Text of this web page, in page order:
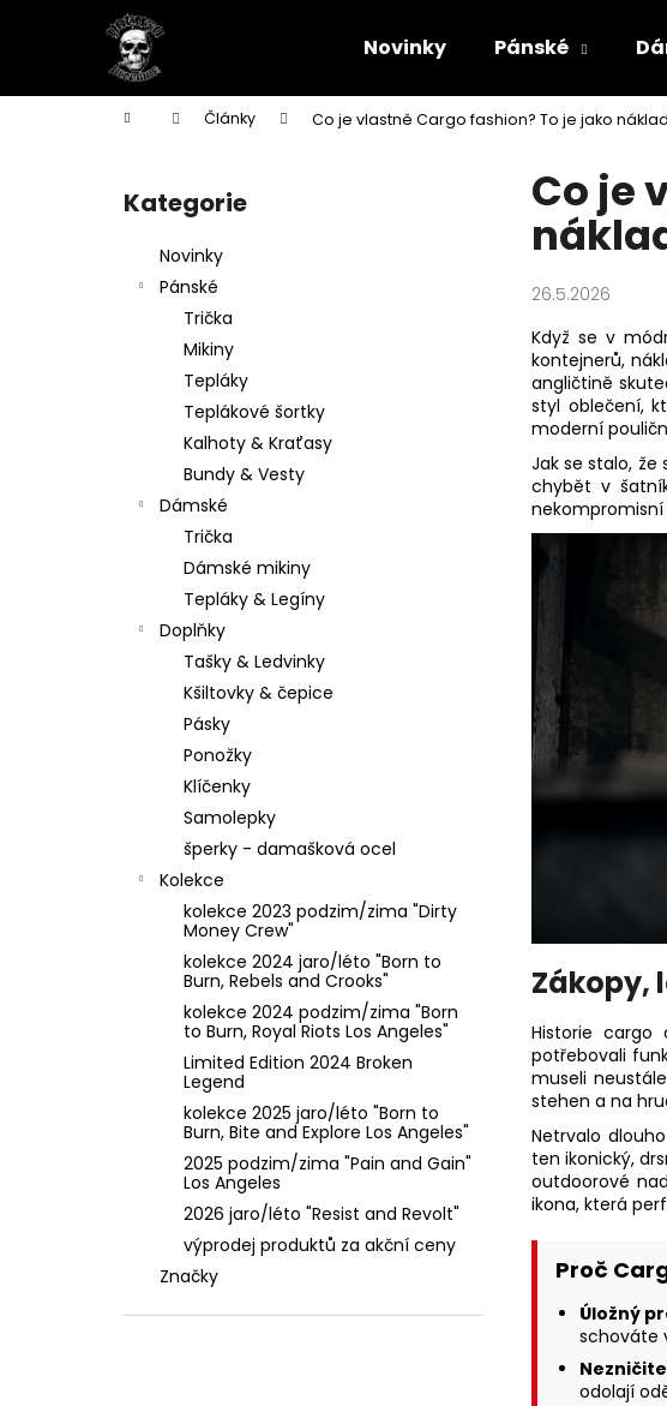
Novinky Pánské
Domů Články Co je vlastně Cargo fashion? To je jako
Přeskočit
kategorie
Kategorie
Novinky
Pánské
Trička
Mikiny
Tepláky
Teplákové šortky
Kalhoty & Kraťasy
Bundy & Vesty
Dámské
Trička
Dámské mikiny
Tepláky & Legíny
Doplňky
Tašky & Ledvinky
Kšiltovky & čepice
Pásky
Ponožky
Klíčenky
Samolepky
šperky - damašková ocel
Kolekce
kolekce 2023 podzim/zima "Dirty
Money Crew"
kolekce 2024 jaro/léto "Born to
Burn, Rebels and Crooks"
kolekce 2024 podzim/zima "Born
to Burn, Royal Riots Los Angeles"
Limited Edition 2024 Broken
Legend
kolekce 2025 jaro/léto "Born to
Burn, Bite and Explore Los Angeles"
2025 podzim/zima "Pain and Gain"
Los Angeles
2026 jaro/léto "Resist and Revolt"
výprodej produktů za akční ceny
Značky
Co je
26.5.2026
Když se v
kontejnerů,
angličtině
styl oblečení,
moderní
Jak se stalo,
chybět v
Zákopy,
Historie cargo
potřebovali
museli
stehen a na
Netrvalo
ten ikonický,
outdoorové
ikona, která
Proč
Úložný
schováte
odolají
í
Zpět
do
Zpět
do
Co
PÁNSKÁ VESTA YAKUZA PREMIUM 3966
BORN TO BURN – OLIVOVÁ
2 449 Kč
MASKÁČOVÁ
YAKUZA